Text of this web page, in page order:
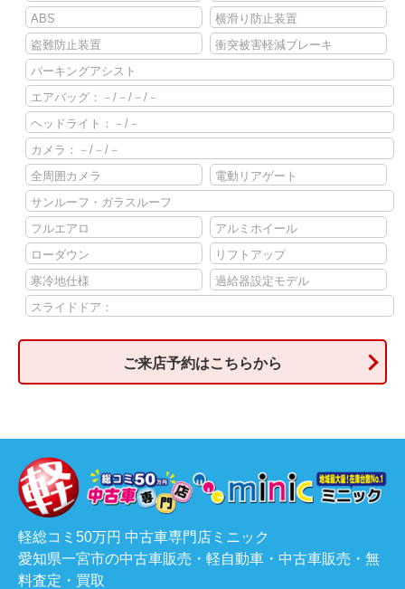
ABS
横滑り防止装置
盗難防止装置
衝突被害軽減ブレーキ
パーキングアシスト
エアバッグ：－/－/－/－
ヘッドライト：－/－
カメラ：－/－/－
全周囲カメラ
電動リアゲート
サンルーフ・ガラスルーフ
フルエアロ
アルミホイール
ローダウン
リフトアップ
寒冷地仕様
過給器設定モデル
スライドドア：
ご来店予約はこちらから
軽総コミ50万円 中古車専門店ミニック
愛知県一宮市の中古車販売・軽自動車・中古車販売・無
料査定・買取